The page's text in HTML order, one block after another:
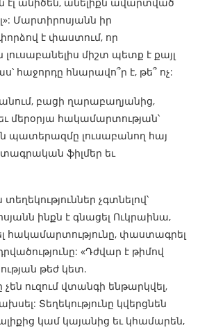
Մարտիրոսյանն իր
է փաստում, որ
միշտ պետք է քայլ
հաջորդը հնարավո՞ր է, թե՞ ոչ:
բացի ղարաբաղյանից,
մերօրյա հակամարտության՝
պատերազմը լուսաբանող հայ
ֆիլմեր եւ
չգտնելով՝
ինքն է գնացել Ուկրաինա,
հակամարտությունը, փաստագրել
«Դժվար է թիմով
թեժ կետ.
ուզում վտանգի ենթարկվել,
Տեղեկությունը կվերցնեն
կամ կայանից եւ կհամարեն,